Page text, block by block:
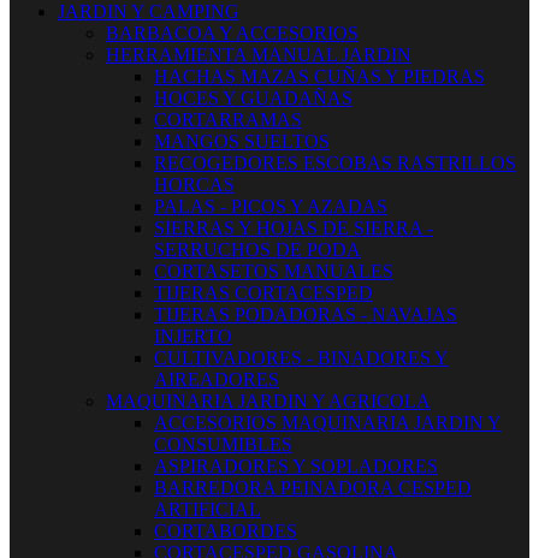
JARDIN Y CAMPING
BARBACOA Y ACCESORIOS
HERRAMIENTA MANUAL JARDIN
HACHAS MAZAS CUÑAS Y PIEDRAS
HOCES Y GUADAÑAS
CORTARRAMAS
MANGOS SUELTOS
RECOGEDORES ESCOBAS RASTRILLOS
HORCAS
PALAS - PICOS Y AZADAS
SIERRAS Y HOJAS DE SIERRA -
SERRUCHOS DE PODA
CORTASETOS MANUALES
TIJERAS CORTACESPED
TIJERAS PODADORAS - NAVAJAS
INJERTO
CULTIVADORES - BINADORES Y
AIREADORES
MAQUINARIA JARDIN Y AGRICOLA
ACCESORIOS MAQUINARIA JARDIN Y
CONSUMIBLES
ASPIRADORES Y SOPLADORES
BARREDORA PEINADORA CESPED
ARTIFICIAL
CORTABORDES
CORTACESPED GASOLINA